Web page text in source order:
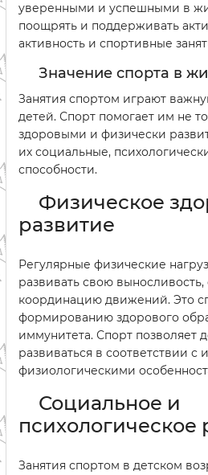
уверенными и успешными в
поощрять и поддерживать
активность и спортивные
Значение спорта в
Занятия спортом играют
детей. Спорт помогает им не
здоровыми и физически
их социальные,
способности.
Физическое
развитие
Регулярные физические
развивать свою выносливость,
координацию движений. Это
формированию здорового
иммунитета. Спорт позволяет
развиваться в соответствии с
физиологическими
Социальное и
психологическое
Занятия спортом в детском